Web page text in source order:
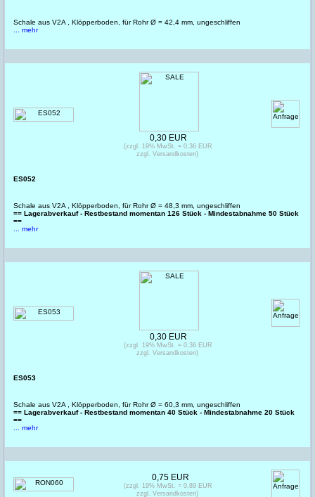
Schale aus V2A , Klöpperboden, für Rohr Ø = 42,4 mm, ungeschliffen
... mehr
ES052
Schale aus V2A , Klöpperboden, für Rohr Ø = 48,3 mm, ungeschliffen
== Lagerabverkauf - Restbestand momentan 126 Stück - Mindestabnahme 50 Stück
==
... mehr
0,30 EUR
(zzgl. 19% MwSt. = 0,36 EUR
zzgl. Versandkosten)
ES053
Schale aus V2A , Klöpperboden, für Rohr Ø = 60,3 mm, ungeschliffen
== Lagerabverkauf - Restbestand momentan 40 Stück - Mindestabnahme 20 Stück
==
... mehr
0,30 EUR
(zzgl. 19% MwSt. = 0,36 EUR
zzgl. Versandkosten)
0,75 EUR
(zzgl. 19% MwSt. = 0,89 EUR
zzgl. Versandkosten)